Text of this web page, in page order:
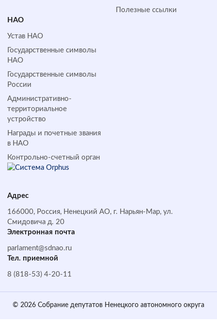
Полезные ссылки
НАО
Устав НАО
Государственные символы
НАО
Государственные символы
России
Административно-
территориальное
устройство
Награды и почетные звания
в НАО
Контрольно-счетный орган
Адрес
166000, Россия, Ненецкий АО, г. Нарьян-Мар, ул.
Смидовича д. 20
Электронная почта
parlament@sdnao.ru
Тел. приемной
8 (818-53) 4-20-11
© 2026 Собрание депутатов Ненецкого автономного округа